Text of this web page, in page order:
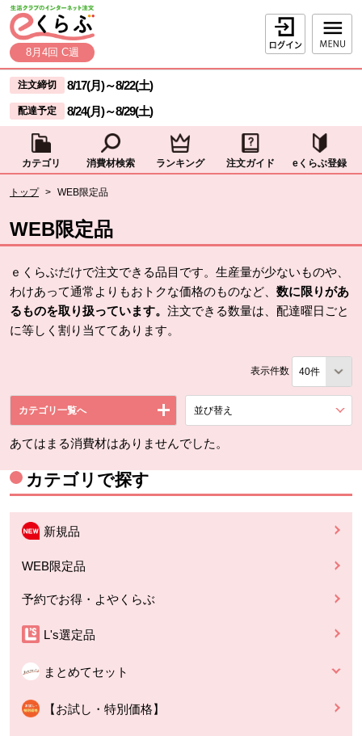
ページの先頭です。
本文へジャンプする。
8月4回 C週
ログイン
ここからサイト内共通メニューです。
サイト内共通メニューをスキップする
注文締切 8/17(月)～8/22(土)
配達予定 8/24(月)～8/29(土)
カテゴリ 消費材検索 ランキング 注文ガイド eくらぶ登録
トップ > WEB限定品
WEB限定品
ｅくらぶだけで注文できる品目です。生産量が少ないものや、
わけあって通常よりもおトクな価格のものなど、 数に限りがあ
るものを取り扱っています。 注文できる数量は、配達曜日ごと
に等しく割り当ててあります。
表示件数
カテゴリ一覧へ 並び替え
あてはまる消費材はありませんでした。
カテゴリで探す
新規品
WEB限定品
予約でお得・よやくらぶ
L's選定品
まとめてセット
【お試し・特別価格】